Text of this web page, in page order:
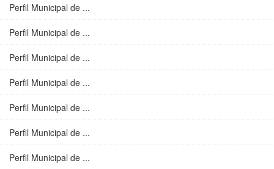
Perfil Municipal de ...
Perfil Municipal de ...
Perfil Municipal de ...
Perfil Municipal de ...
Perfil Municipal de ...
Perfil Municipal de ...
Perfil Municipal de ...